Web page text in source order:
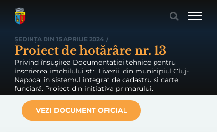
ȘEDINȚA DIN 15 APRILIE 2024 /
Proiect de hotărâre nr. 13
Privind însușirea Documentației tehnice pentru
înscrierea imobilului str. Livezii, din municipiul Cluj-
Napoca, în sistemul integrat de cadastru și carte
funciară. Proiect din inițiativa primarului.
VEZI DOCUMENT OFICIAL